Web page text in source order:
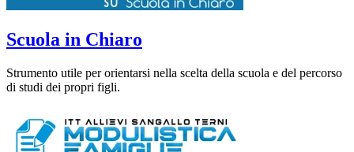
Scuola in Chiaro
Strumento utile per orientarsi nella scelta della scuola e del percorso
di studi dei propri figli.